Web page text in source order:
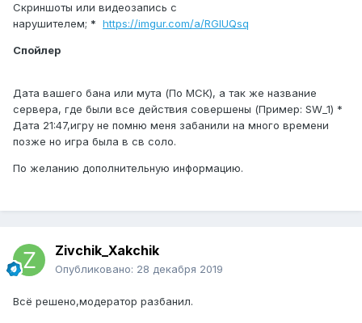
Скриншоты или видеозапись с
нарушителем; * https://imgur.com/a/RGIUQsq
Спойлер
Дата вашего бана или мута (По МСК), а так же название
сервера, где были все действия совершены (Пример: SW_1) *
Дата 21:47,игру не помню меня забанили на много времени
позже но игра была в св соло.
По желанию дополнительную информацию.
Zivchik_Xakchik
Опубликовано: 28 декабря 2019
Всё решено,модератор разбанил.